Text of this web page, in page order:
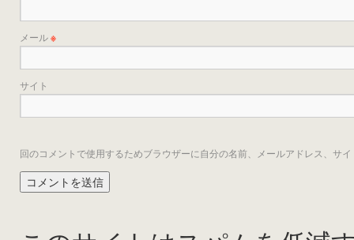
メール※
サイト
回のコメントで使用するためブラウザーに自分の名前、メールアドレス、サ